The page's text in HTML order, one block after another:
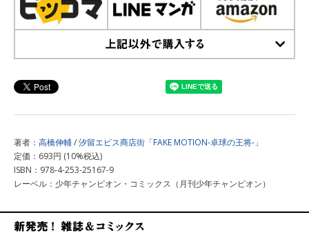
著者： 高橋伸輔/汐留エビス商店街「FAKE MOTION-卓球の王将-」
定価：693円 (10%税込)
ISBN：978-4-253-25167-9
レーベル：少年チャンピオン・コミックス（月刊少年チャンピオン）